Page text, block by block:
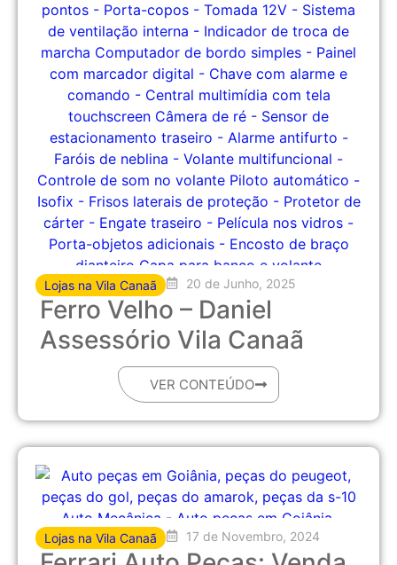
Lojas na Vila Canaã 20 de Junho, 2025
Ferro Velho – Daniel
Assessório Vila Canaã
VER CONTEÚDO
Lojas na Vila Canaã 17 de Novembro, 2024